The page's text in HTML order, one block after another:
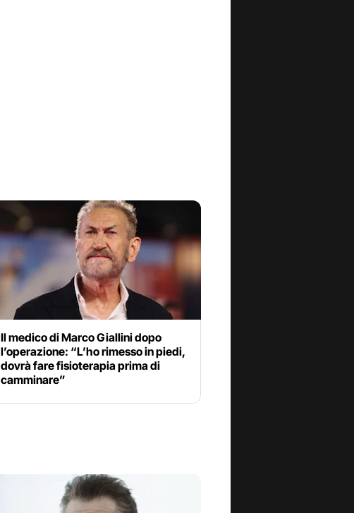
Il medico di Marco Giallini dopo
l’operazione: “L’ho rimesso in piedi,
dovrà fare fisioterapia prima di
camminare”